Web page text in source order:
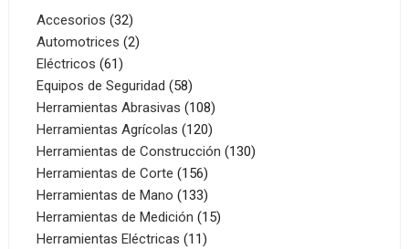
Accesorios 3232
productos
Automotrices 22
Eléctricos 6161
productos
Equipos de Seguridad 5858
productos
Herramientas Abrasivas 108108
productos
Herramientas Agrícolas 120120
productos
Herramientas de Construcción 130130
Herramientas de Corte 156156
productos
Herramientas de Mano 133133
productos
Herramientas de Medición 1515
Herramientas Eléctricas 1111